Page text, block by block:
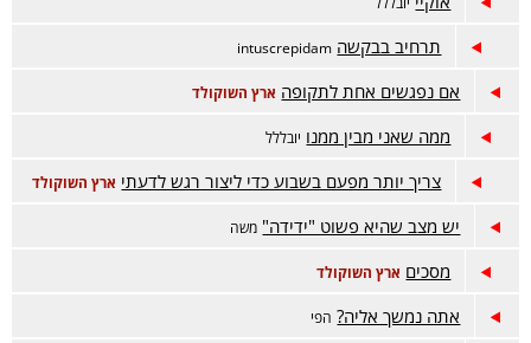
תרחיב בבקשה intuscrepidam
אם נפגשים אחת לתקופה ארץ השוקולד
ממה שאני מבין ממנו יובללל
צריך יותר מפעם בשבוע כדי ליצור רגש לדעתי ארץ השוקולד
יש מצב שהיא פשוט "ידידה" משה
מסכים ארץ השוקולד
אתה נמשך אליה? הפי